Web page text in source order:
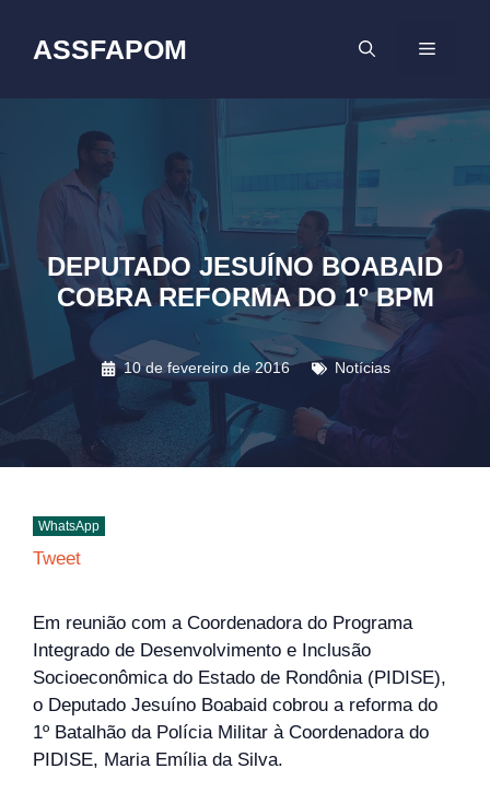
conteúdo
ASSFAPOM MENU
DEPUTADO JESUÍNO BOABAID
COBRA REFORMA DO 1º BPM
10 de fevereiro de 2016 Notícias
WhatsApp
Tweet
Em reunião com a Coordenadora do Programa
Integrado de Desenvolvimento e Inclusão
Socioeconômica do Estado de Rondônia (PIDISE),
o Deputado Jesuíno Boabaid cobrou a reforma do
1º Batalhão da Polícia Militar à Coordenadora do
PIDISE, Maria Emília da Silva.